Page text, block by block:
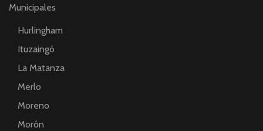
Municipales
Hurlingham
Ituzaingó
La Matanza
Merlo
Moreno
Morón